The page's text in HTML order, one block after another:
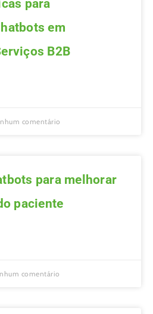
para
em
B2B
comentário
para melhorar
paciente
comentário